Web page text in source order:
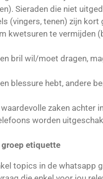
Sieraden die niet
(vingers, tenen) zijn kort
kwetsuren te vermijden
bril wil/moet dragen,
blessure hebt, andere
zaken achter
worden
etiquette
topics in de whatsapp